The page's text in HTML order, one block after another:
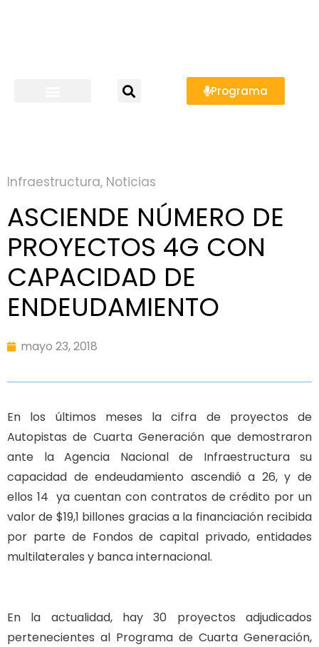
Programa
Infraestructura, Noticias
ASCIENDE NÚMERO DE
PROYECTOS 4G CON
CAPACIDAD DE
ENDEUDAMIENTO
mayo 23, 2018
En los últimos meses la cifra de proyectos de
Autopistas de Cuarta Generación que demostraron
ante la Agencia Nacional de Infraestructura su
capacidad de endeudamiento ascendió a 26, y de
ellos 14 ya cuentan con contratos de crédito por un
valor de $19,1 billones gracias a la financiación recibida
por parte de Fondos de capital privado, entidades
multilaterales y banca internacional.
En la actualidad, hay 30 proyectos adjudicados
pertenecientes al Programa de Cuarta Generación,